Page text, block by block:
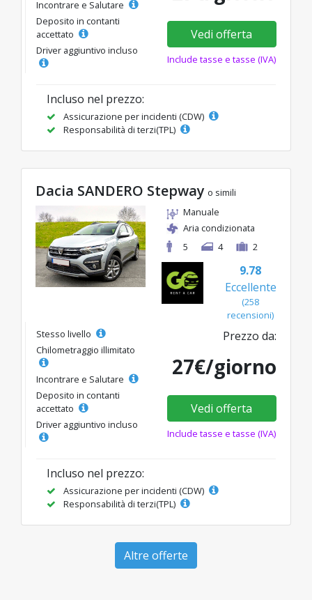
Incontrare e Salutare
Deposito in contanti
accettato
Driver aggiuntivo incluso
Vedi offerta
Include tasse e tasse (IVA)
Incluso nel prezzo:
Assicurazione per incidenti (CDW)
Responsabilità di terzi(TPL)
Dacia SANDERO Stepway o simili
Manuale
Aria condizionata
5
4 2
9.78
Eccellente
(258
recensioni)
Stesso livello
Chilometraggio illimitato
Incontrare e Salutare
Deposito in contanti
accettato
Driver aggiuntivo incluso
Prezzo da:
27€/giorno
Vedi offerta
Include tasse e tasse (IVA)
Incluso nel prezzo:
Assicurazione per incidenti (CDW)
Responsabilità di terzi(TPL)
Altre offerte